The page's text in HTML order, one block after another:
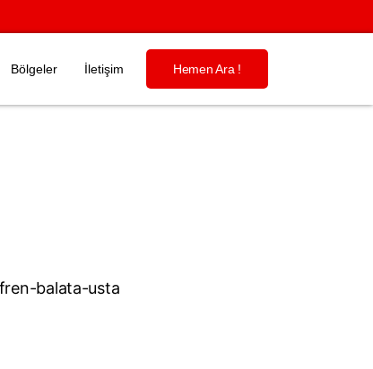
Bölgeler İletişim Hemen Ara !